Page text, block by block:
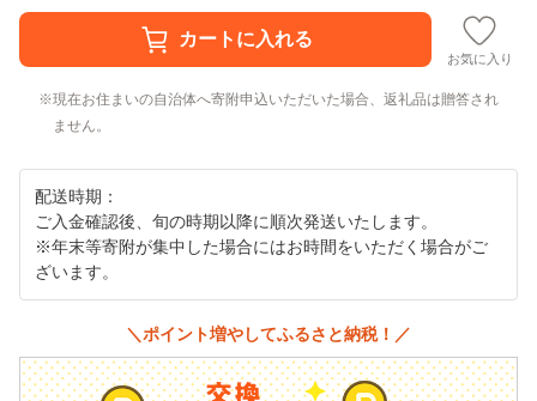
お気に入り
現在お住まいの自治体へ寄附申込いただいた場合、返礼品は贈答され
ません。
配送時期：
ご入金確認後、旬の時期以降に順次発送いたします。
※年末等寄附が集中した場合にはお時間をいただく場合がご
ざいます。
＼ポイント増やしてふるさと納税！／